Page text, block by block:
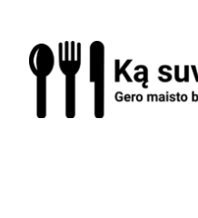
turinio